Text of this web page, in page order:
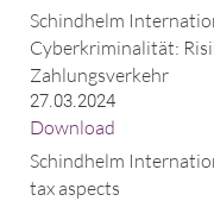
Schindhelm
Cyberkriminalität:
Zahlungsverkehr
27.03.2024
Download
Schindhelm
tax aspects